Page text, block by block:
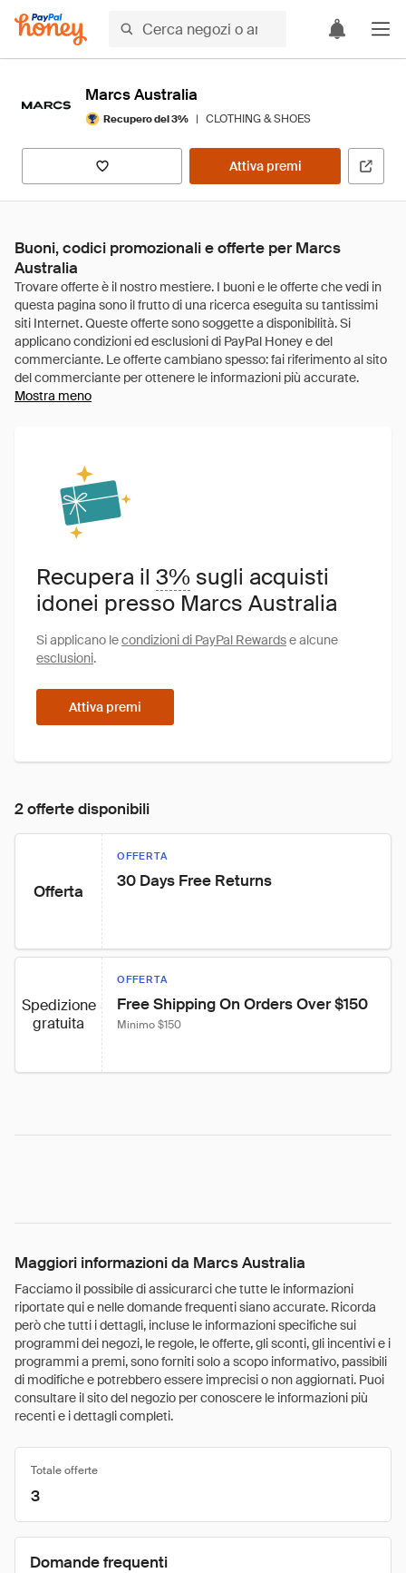
Marcs Australia
Recupero del 3% | CLOTHING & SHOES
Attiva premi
Buoni, codici promozionali e offerte per Marcs
Australia
Mostra meno
Recupera il 3% sugli acquisti
idonei presso Marcs Australia
Si applicano lecondizioni di PayPal Rewardse alcune
esclusioni.
Attiva premi
2 offerte disponibili
Offerta
OFFERTA
30 Days Free Returns
Spedizione
gratuita
OFFERTA
Free Shipping On Orders Over $150
Minimo $150
Maggiori informazioni da Marcs Australia
Facciamo il possibile di assicurarci che tutte le informazioni
riportate qui e nelle domande frequenti siano accurate. Ricorda
però che tutti i dettagli, incluse le informazioni specifiche sui
programmi dei negozi, le regole, le offerte, gli sconti, gli incentivi e i
programmi a premi, sono forniti solo a scopo informativo, passibili
di modifiche e potrebbero essere imprecisi o non aggiornati. Puoi
consultare il sito del negozio per conoscere le informazioni più
recenti e i dettagli completi.
Totale offerte
3
Domande frequenti